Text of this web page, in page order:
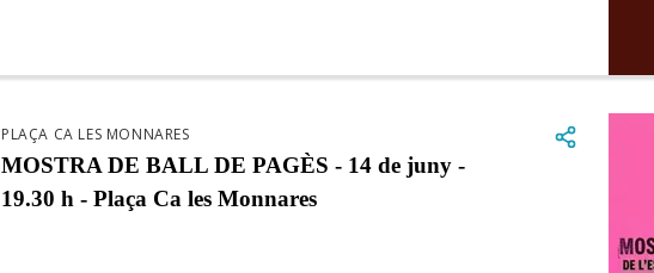
PLAÇA CA LES MONNARES
MOSTRA DE BALL DE PAGÈS - 14 de juny -
19.30 h - Plaça Ca les Monnares